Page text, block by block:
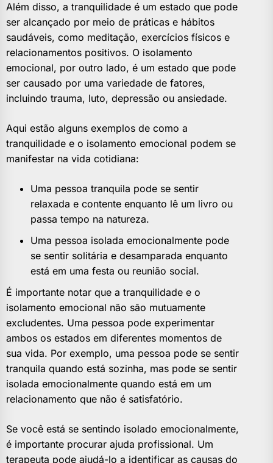
Além disso, a tranquilidade é um estado que pode
ser alcançado por meio de práticas e hábitos
saudáveis, como meditação, exercícios físicos e
relacionamentos positivos. O isolamento
emocional, por outro lado, é um estado que pode
ser causado por uma variedade de fatores,
incluindo trauma, luto, depressão ou ansiedade.
Aqui estão alguns exemplos de como a
tranquilidade e o isolamento emocional podem se
manifestar na vida cotidiana:
Uma pessoa tranquila pode se sentir
relaxada e contente enquanto lê um livro ou
passa tempo na natureza.
Uma pessoa isolada emocionalmente pode
se sentir solitária e desamparada enquanto
está em uma festa ou reunião social.
É importante notar que a tranquilidade e o
isolamento emocional não são mutuamente
excludentes. Uma pessoa pode experimentar
ambos os estados em diferentes momentos de
sua vida. Por exemplo, uma pessoa pode se sentir
tranquila quando está sozinha, mas pode se sentir
isolada emocionalmente quando está em um
relacionamento que não é satisfatório.
Se você está se sentindo isolado emocionalmente,
é importante procurar ajuda profissional. Um
terapeuta pode ajudá-lo a identificar as causas do